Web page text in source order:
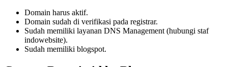
Domain harus aktif.
Domain sudah di verifikasi pada registrar.
Sudah memiliki layanan DNS Management (hubungi staf
indowebsite).
Sudah memiliki blogspot.